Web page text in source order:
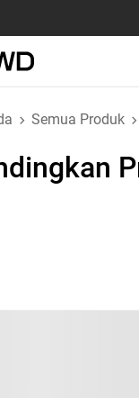
Semua Produk